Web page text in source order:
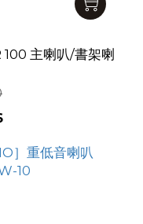
主喇叭/書架喇